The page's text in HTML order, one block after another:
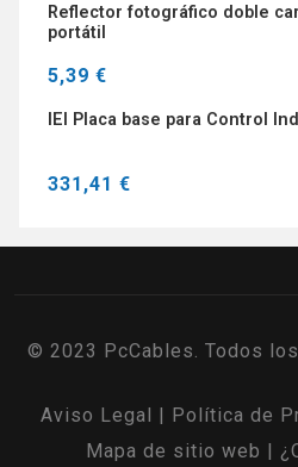
Reflector fotográfico doble
portátil
5,39 €
IEI Placa base para Control
331,41 €
© 2023 PcCables. Todos
Aviso Legal | Política de
Mapa de sitio web |